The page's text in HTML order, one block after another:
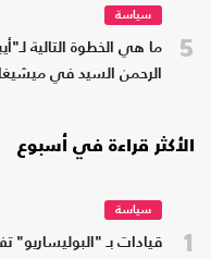
5
سياسة
ما هي الخطوة التالية
الرحمن السيد في
الأكثر قراءة في أسبوع
1
سياسة
قيادات بـ "البوليساريو"